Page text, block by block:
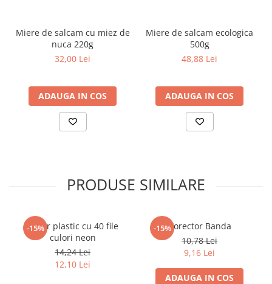
Codul copiilor de succes
Super pitici 2-5 ani
Culegeri Auxiliare
Dezvoltare personala
Kids Book Club
Literatura Scolara
Elevi de 10 plus
Lecturi Scolare
Lumea Copilariei
Miere de salcam cu miez de
nuca 220g
32,00 Lei
ADAUGA IN COS
Miere de salcam ecologica
500g
48,88 Lei
ADAUGA IN COS
PRODUSE SIMILARE
-15%
Dosar plastic cu 40 file
culori neon
14,24 Lei
12,10 Lei
-15%Corector Banda
10,78 Lei
9,16 Lei
ADAUGA IN COS